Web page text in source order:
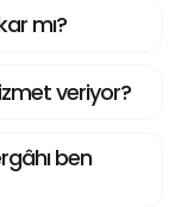
mı?
veriyor?
ben